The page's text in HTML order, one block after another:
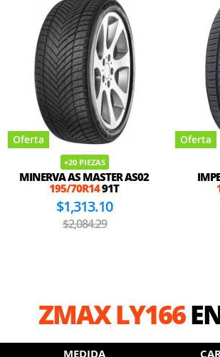
Oferta
+20 PIEZAS
MINERVA AS MASTER AS02
195/70R1491T
$1,313.10
$2,084.29
Oferta
ZMAX LY166
MEDIDA